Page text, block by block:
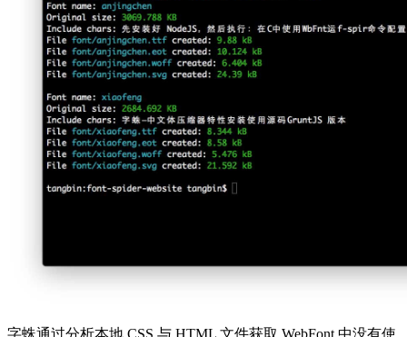
字蛛通过分析本地 CSS 与 HTML 文件获取 WebFont 中没有使